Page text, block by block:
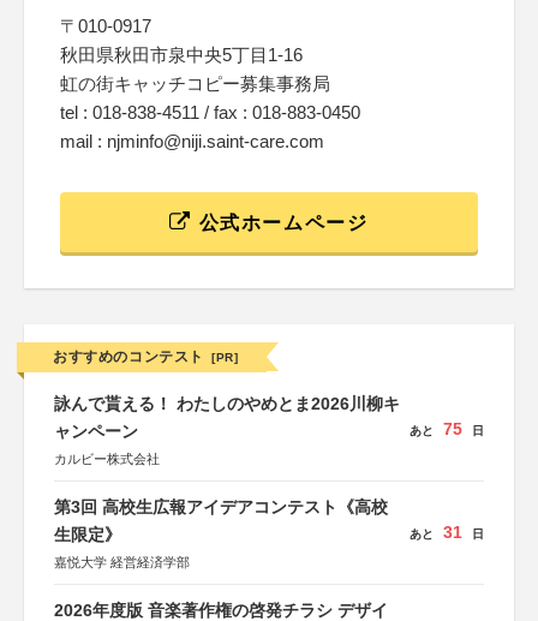
〒010-0917
秋田県秋田市泉中央5丁目1-16
虹の街キャッチコピー募集事務局
tel : 018-838-4511 / fax : 018-883-0450
mail : njminfo@niji.saint-care.com
公式ホームページ
おすすめのコンテスト [PR]
詠んで貰える！ わたしのやめとま2026川柳キ
ャンペーン
カルビー株式会社
あと 75 日
第3回 高校生広報アイデアコンテスト《高校
生限定》
嘉悦大学 経営経済学部
あと 31 日
2026年度版 音楽著作権の啓発チラシ デザイ